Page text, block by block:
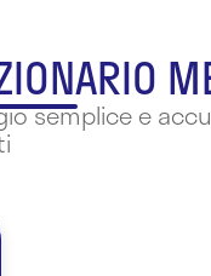
semplice e